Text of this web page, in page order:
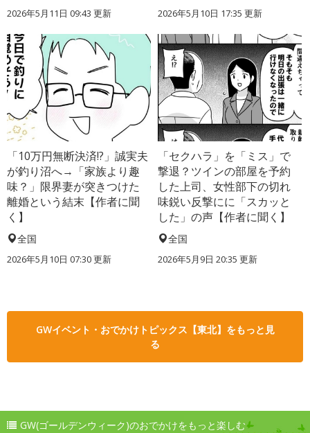
2026年5月11日 09:43 更新 2026年5月10日 17:35 更新
「10万円無断決済!?」誠実夫
が釣り沼へ→「家族より趣
味？」限界妻が突きつけた
離婚という結末【作者に聞
く】
全国
2026年5月10日 07:30 更新
「セクハラ」を「ミス」で
撃退？ツインの部屋を予約
した上司、女性部下の切れ
味鋭い反撃にに「スカッと
した」の声【作者に聞く】
全国
2026年5月9日 20:35 更新
GWイベント・おでかけトピックス【東北】をもっと見
る
GW(ゴールデンウィーク)のおでかけをもっと楽しむ